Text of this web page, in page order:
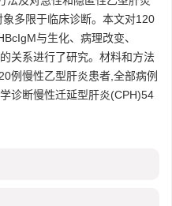
多限于临床诊断。本文对120
与生化、病理改变、
关系进行了研究。材料和方法
例慢性乙型肝炎患者,全部病例
诊断慢性迁延型肝炎(CPH)54